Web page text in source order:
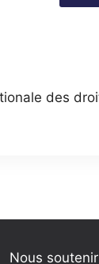
des
Nous soutenir